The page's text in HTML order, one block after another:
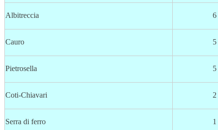
Albitreccia 6
Cauro 5
Pietrosella 5
Coti-Chiavari 2
Serra di ferro 1